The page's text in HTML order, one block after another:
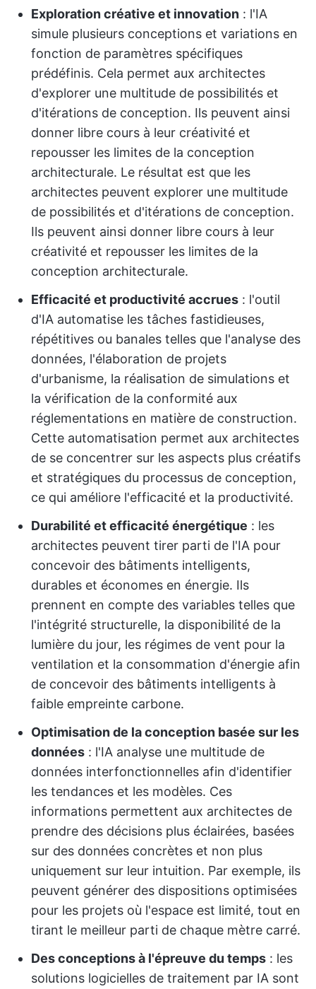
Exploration créative et innovation : l'IA
simule plusieurs conceptions et variations en
fonction de paramètres spécifiques
prédéfinis. Cela permet aux architectes
d'explorer une multitude de possibilités et
d'itérations de conception. Ils peuvent ainsi
donner libre cours à leur créativité et
repousser les limites de la conception
architecturale. Le résultat est que les
architectes peuvent explorer une multitude
de possibilités et d'itérations de conception.
Ils peuvent ainsi donner libre cours à leur
créativité et repousser les limites de la
conception architecturale.
Efficacité et productivité accrues : l'outil
d'IA automatise les tâches fastidieuses,
répétitives ou banales telles que l'analyse des
données, l'élaboration de projets
d'urbanisme, la réalisation de simulations et
la vérification de la conformité aux
réglementations en matière de construction.
Cette automatisation permet aux architectes
de se concentrer sur les aspects plus créatifs
et stratégiques du processus de conception,
ce qui améliore l'efficacité et la productivité.
Durabilité et efficacité énergétique : les
architectes peuvent tirer parti de l'IA pour
concevoir des bâtiments intelligents,
durables et économes en énergie. Ils
prennent en compte des variables telles que
l'intégrité structurelle, la disponibilité de la
lumière du jour, les régimes de vent pour la
ventilation et la consommation d'énergie afin
de concevoir des bâtiments intelligents à
faible empreinte carbone.
Optimisation de la conception basée sur les
données : l'IA analyse une multitude de
données interfonctionnelles afin d'identifier
les tendances et les modèles. Ces
informations permettent aux architectes de
prendre des décisions plus éclairées, basées
sur des données concrètes et non plus
uniquement sur leur intuition. Par exemple, ils
peuvent générer des dispositions optimisées
pour les projets où l'espace est limité, tout en
tirant le meilleur parti de chaque mètre carré.
Des conceptions à l'épreuve du temps : les
solutions logicielles de traitement par IA sont